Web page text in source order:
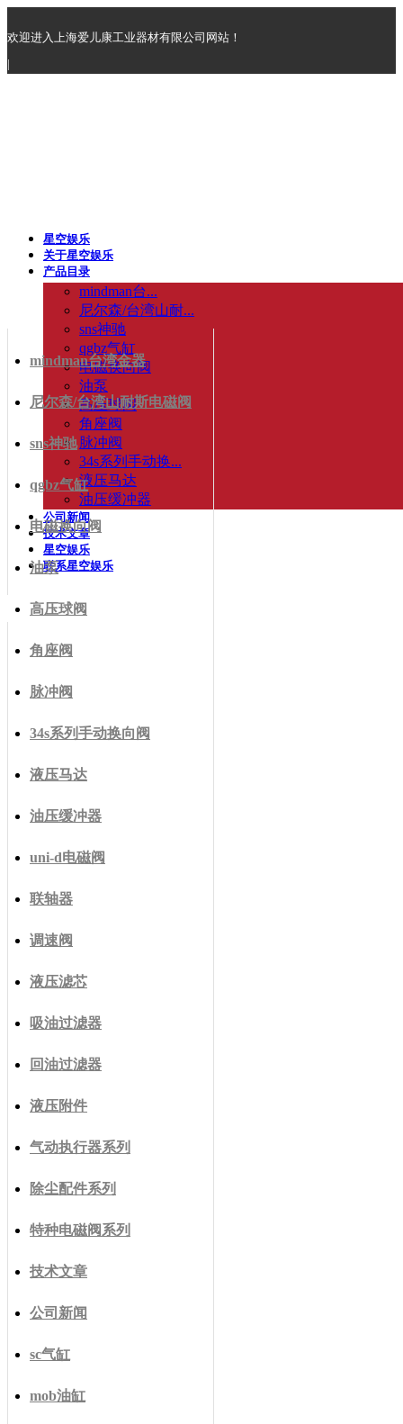
欢迎进入上海爱儿康工业器材有限公司网站！
|
星空娱乐
关于星空娱乐
产品目录
mindman台...
尼尔森/台湾山耐...
sns神驰
qgbz气缸
电磁换向阀
油泵
高压球阀
角座阀
脉冲阀
34s系列手动换...
液压马达
油压缓冲器
公司新闻
技术文章
星空娱乐
联系星空娱乐
mindman台湾金器
尼尔森/台湾山耐斯电磁阀
sns神驰
qgbz气缸
电磁换向阀
油泵
高压球阀
角座阀
脉冲阀
34s系列手动换向阀
液压马达
油压缓冲器
uni-d电磁阀
联轴器
调速阀
液压滤芯
吸油过滤器
回油过滤器
液压附件
气动执行器系列
除尘配件系列
特种电磁阀系列
技术文章
公司新闻
sc气缸
mob油缸